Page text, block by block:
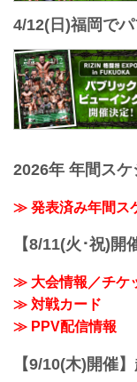
4/12(日)福岡で
2026年 年間スケ
≫ 発表済み年間ス
【8/11(火･祝)
≫ 大会情報／チケ
≫ 対戦カード
≫ PPV配信情報
【9/10(木)開催